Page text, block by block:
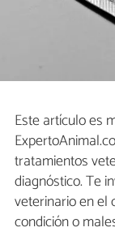
Este artículo es
tratamientos
diagnóstico. Te
veterinario en el
condición o